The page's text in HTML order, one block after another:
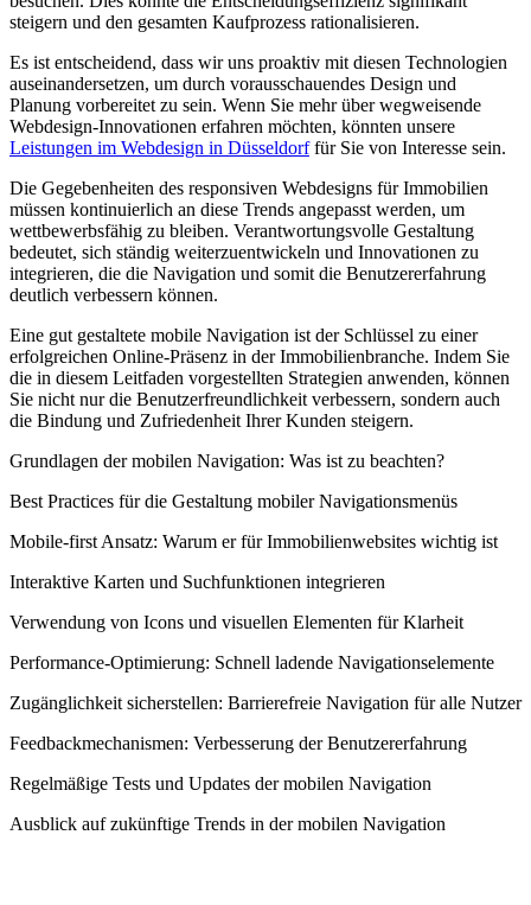
steigern und den gesamten Kaufprozess rationalisieren.
Es ist entscheidend, dass wir uns proaktiv mit diesen Technologien
auseinandersetzen, um durch vorausschauendes Design und
Planung vorbereitet zu sein. Wenn Sie mehr über wegweisende
Webdesign-Innovationen erfahren möchten, könnten unsere
Leistungen im Webdesign in Düsseldorffür Sie von Interesse sein.
Die Gegebenheiten des responsiven Webdesigns für Immobilien
müssen kontinuierlich an diese Trends angepasst werden, um
wettbewerbsfähig zu bleiben. Verantwortungsvolle Gestaltung
bedeutet, sich ständig weiterzuentwickeln und Innovationen zu
integrieren, die die Navigation und somit die Benutzererfahrung
deutlich verbessern können.
Eine gut gestaltete mobile Navigation ist der Schlüssel zu einer
erfolgreichen Online-Präsenz in der Immobilienbranche. Indem Sie
die in diesem Leitfaden vorgestellten Strategien anwenden, können
Sie nicht nur die Benutzerfreundlichkeit verbessern, sondern auch
die Bindung und Zufriedenheit Ihrer Kunden steigern.
Grundlagen der mobilen Navigation: Was ist zu beachten?
Best Practices für die Gestaltung mobiler Navigationsmenüs
Mobile-first Ansatz: Warum er für Immobilienwebsites wichtig ist
Interaktive Karten und Suchfunktionen integrieren
Verwendung von Icons und visuellen Elementen für Klarheit
Performance-Optimierung: Schnell ladende Navigationselemente
Zugänglichkeit sicherstellen: Barrierefreie Navigation für alle Nutzer
Feedbackmechanismen: Verbesserung der Benutzererfahrung
Regelmäßige Tests und Updates der mobilen Navigation
Ausblick auf zukünftige Trends in der mobilen Navigation